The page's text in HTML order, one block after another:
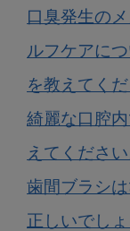
口臭発生の
ルフケアに
を教えてくだ
綺麗な口腔
えてください
歯間ブラシ
正しいでしょ